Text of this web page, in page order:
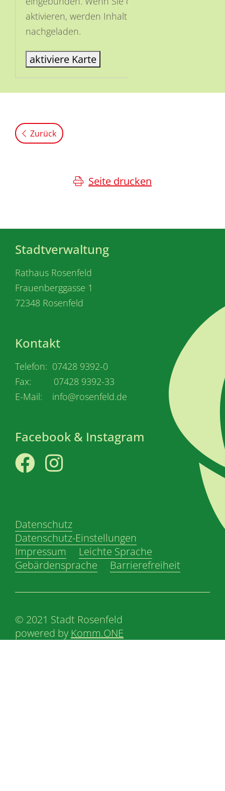
aktivieren, werden Inhalte von OSM
nachgeladen.
aktiviere Karte
Zurück
Seite drucken
Stadtverwaltung
Rathaus Rosenfeld
Frauenberggasse 1
72348 Rosenfeld
Kontakt
Telefon: 07428 9392-0
Fax: 07428 9392-33
E-Mail: info@rosenfeld.de
Facebook & Instagram
Datenschutz
Datenschutz-Einstellungen
Impressum
Leichte Sprache
Gebärdensprache
Barrierefreiheit
© 2021 Stadt Rosenfeld
powered by Komm.ONE